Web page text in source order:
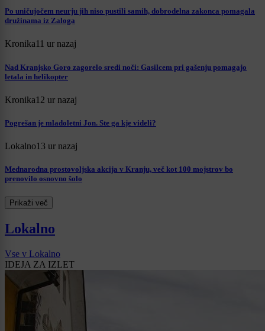
Po uničujočem neurju jih niso pustili samih, dobrodelna zakonca pomagala
družinama iz Zaloga
Kronika11 ur nazaj
Nad Kranjsko Goro zagorelo sredi noči: Gasilcem pri gašenju pomagajo
letala in helikopter
Kronika12 ur nazaj
Pogrešan je mladoletni Jon. Ste ga kje videli?
Lokalno13 ur nazaj
Mednarodna prostovoljska akcija v Kranju, več kot 100 mojstrov bo
prenovilo osnovno šolo
Prikaži več
Lokalno
Vse v Lokalno
IDEJA ZA IZLET